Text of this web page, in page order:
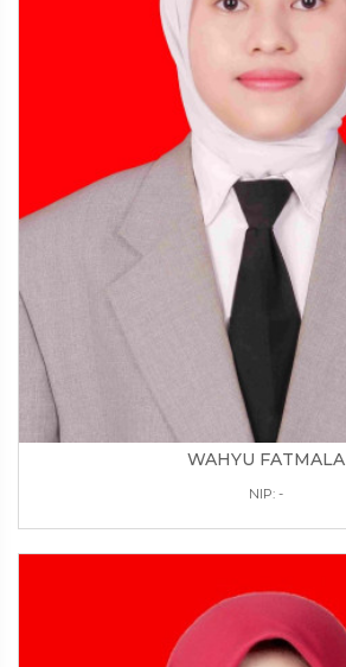
WAHYU FATMALA
NIP: -